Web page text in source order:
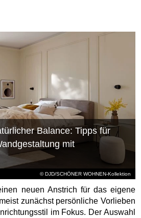
© DJD/SCHÖNER WOHNEN-Kollektion
Balance: Tipps für
mit
neuen Anstrich für das eigene
zunächst persönliche Vorlieben
im Fokus. Der Auswahl